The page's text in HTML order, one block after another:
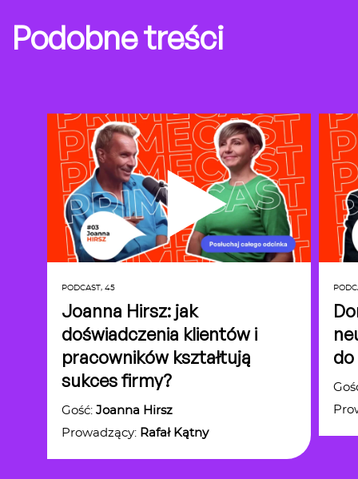
Podobne treści
PODCAST, 45
Joanna Hirsz: jak
doświadczenia klientów i
pracowników kształtują
sukces firmy?
Gość: Joanna Hirsz
Prowadzący: Rafał Kątny